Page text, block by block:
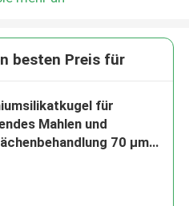
besten Preis für
für
Mahlen und
70 µm-